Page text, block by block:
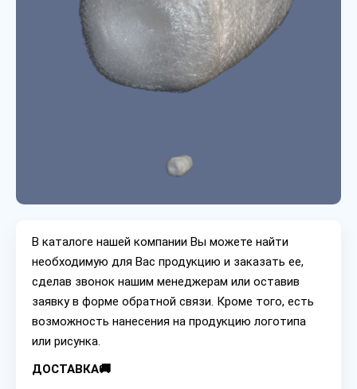
В каталоге нашей компании Вы можете найти
необходимую для Вас продукцию и заказать ее,
сделав звонок нашим менеджерам или оставив
заявку в форме обратной связи. Кроме того, есть
возможность нанесения на продукцию логотипа
или рисунка.
ДОСТАВКА🚚